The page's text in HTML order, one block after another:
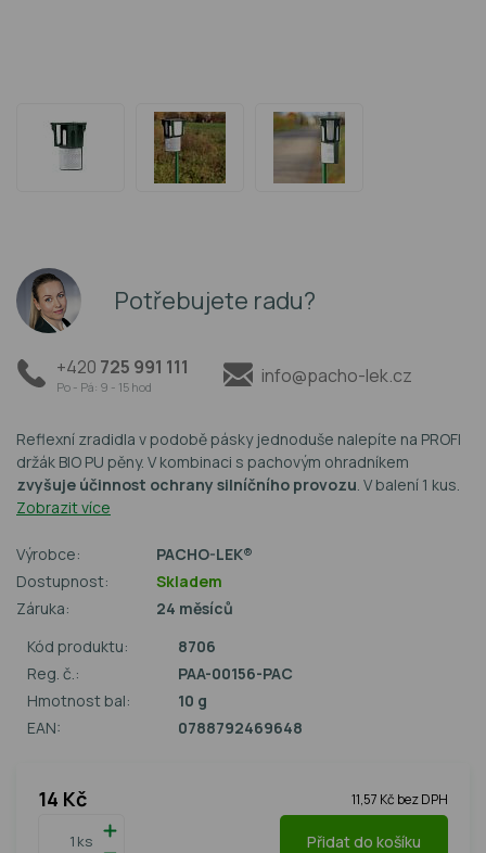
Potřebujete radu?
+420 725 991 111
Po - Pá: 9 - 15 hod info@pacho-lek.cz
Reflexní zradidla v podobě pásky jednoduše nalepíte na PROFI
držák BIO PU pěny. V kombinaci s pachovým ohradníkem
zvyšuje účinnost ochrany silníčního provozu. V balení 1 kus.
Zobrazit více
Výrobce:
PACHO-LEK®
Dostupnost:
Skladem
Záruka:
24 měsíců
Kód produktu:
8706
Reg. č.:
PAA-00156-PAC
Hmotnost bal:
10 g
EAN:
0788792469648
14 Kč 11,57 Kč bez DPH
ks Přidat do košíku